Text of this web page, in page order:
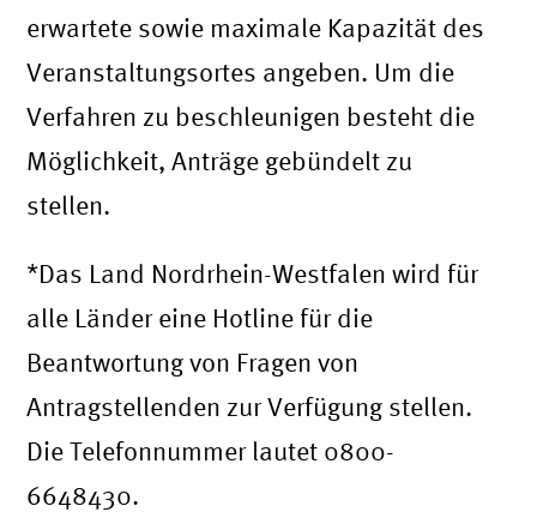
erwartete sowie maximale Kapazität des
Veranstaltungsortes angeben. Um die
Verfahren zu beschleunigen besteht die
Möglichkeit, Anträge gebündelt zu
stellen.
*Das Land Nordrhein-Westfalen wird für
alle Länder eine Hotline für die
Beantwortung von Fragen von
Antragstellenden zur Verfügung stellen.
Die Telefonnummer lautet 0800-
6648430.